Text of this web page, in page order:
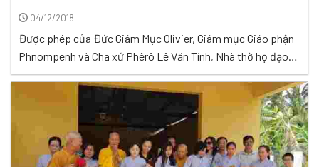
04/12/2018
Được phép của Đức Giám Mục Olivier, Giám mục Giáo phận
Phnompenh và Cha xứ Phêrô Lê Văn Tính, Nhà thờ họ đạo
Tualkrosang tại Phnom Pênh, Campuchia đã được khởi
công sửa chữa lại vào ngày 25/9/2017. ...